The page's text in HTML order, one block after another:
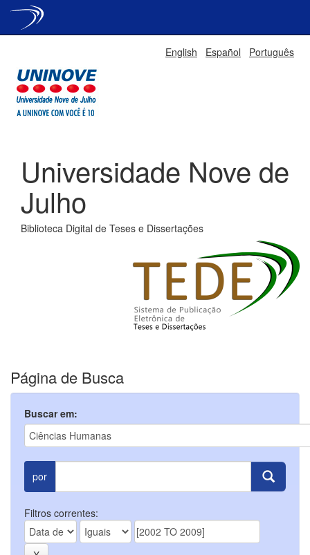
English Español Português
Universidade Nove de
Julho
Biblioteca Digital de Teses e Dissertações
Página de Busca
Buscar em:
por
Filtros correntes: